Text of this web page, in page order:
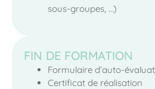
sous-groupes, …)
FIN DE FORMATION
Formulaire d’auto-
Certificat de réalisation